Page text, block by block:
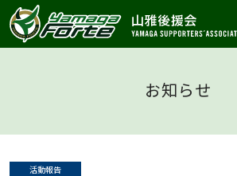
お知らせ
活動報告